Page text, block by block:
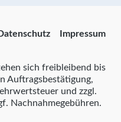
Impressum
sich freibleibend bis
Auftragsbestätigung,
und zzgl.
Nachnahmegebühren.